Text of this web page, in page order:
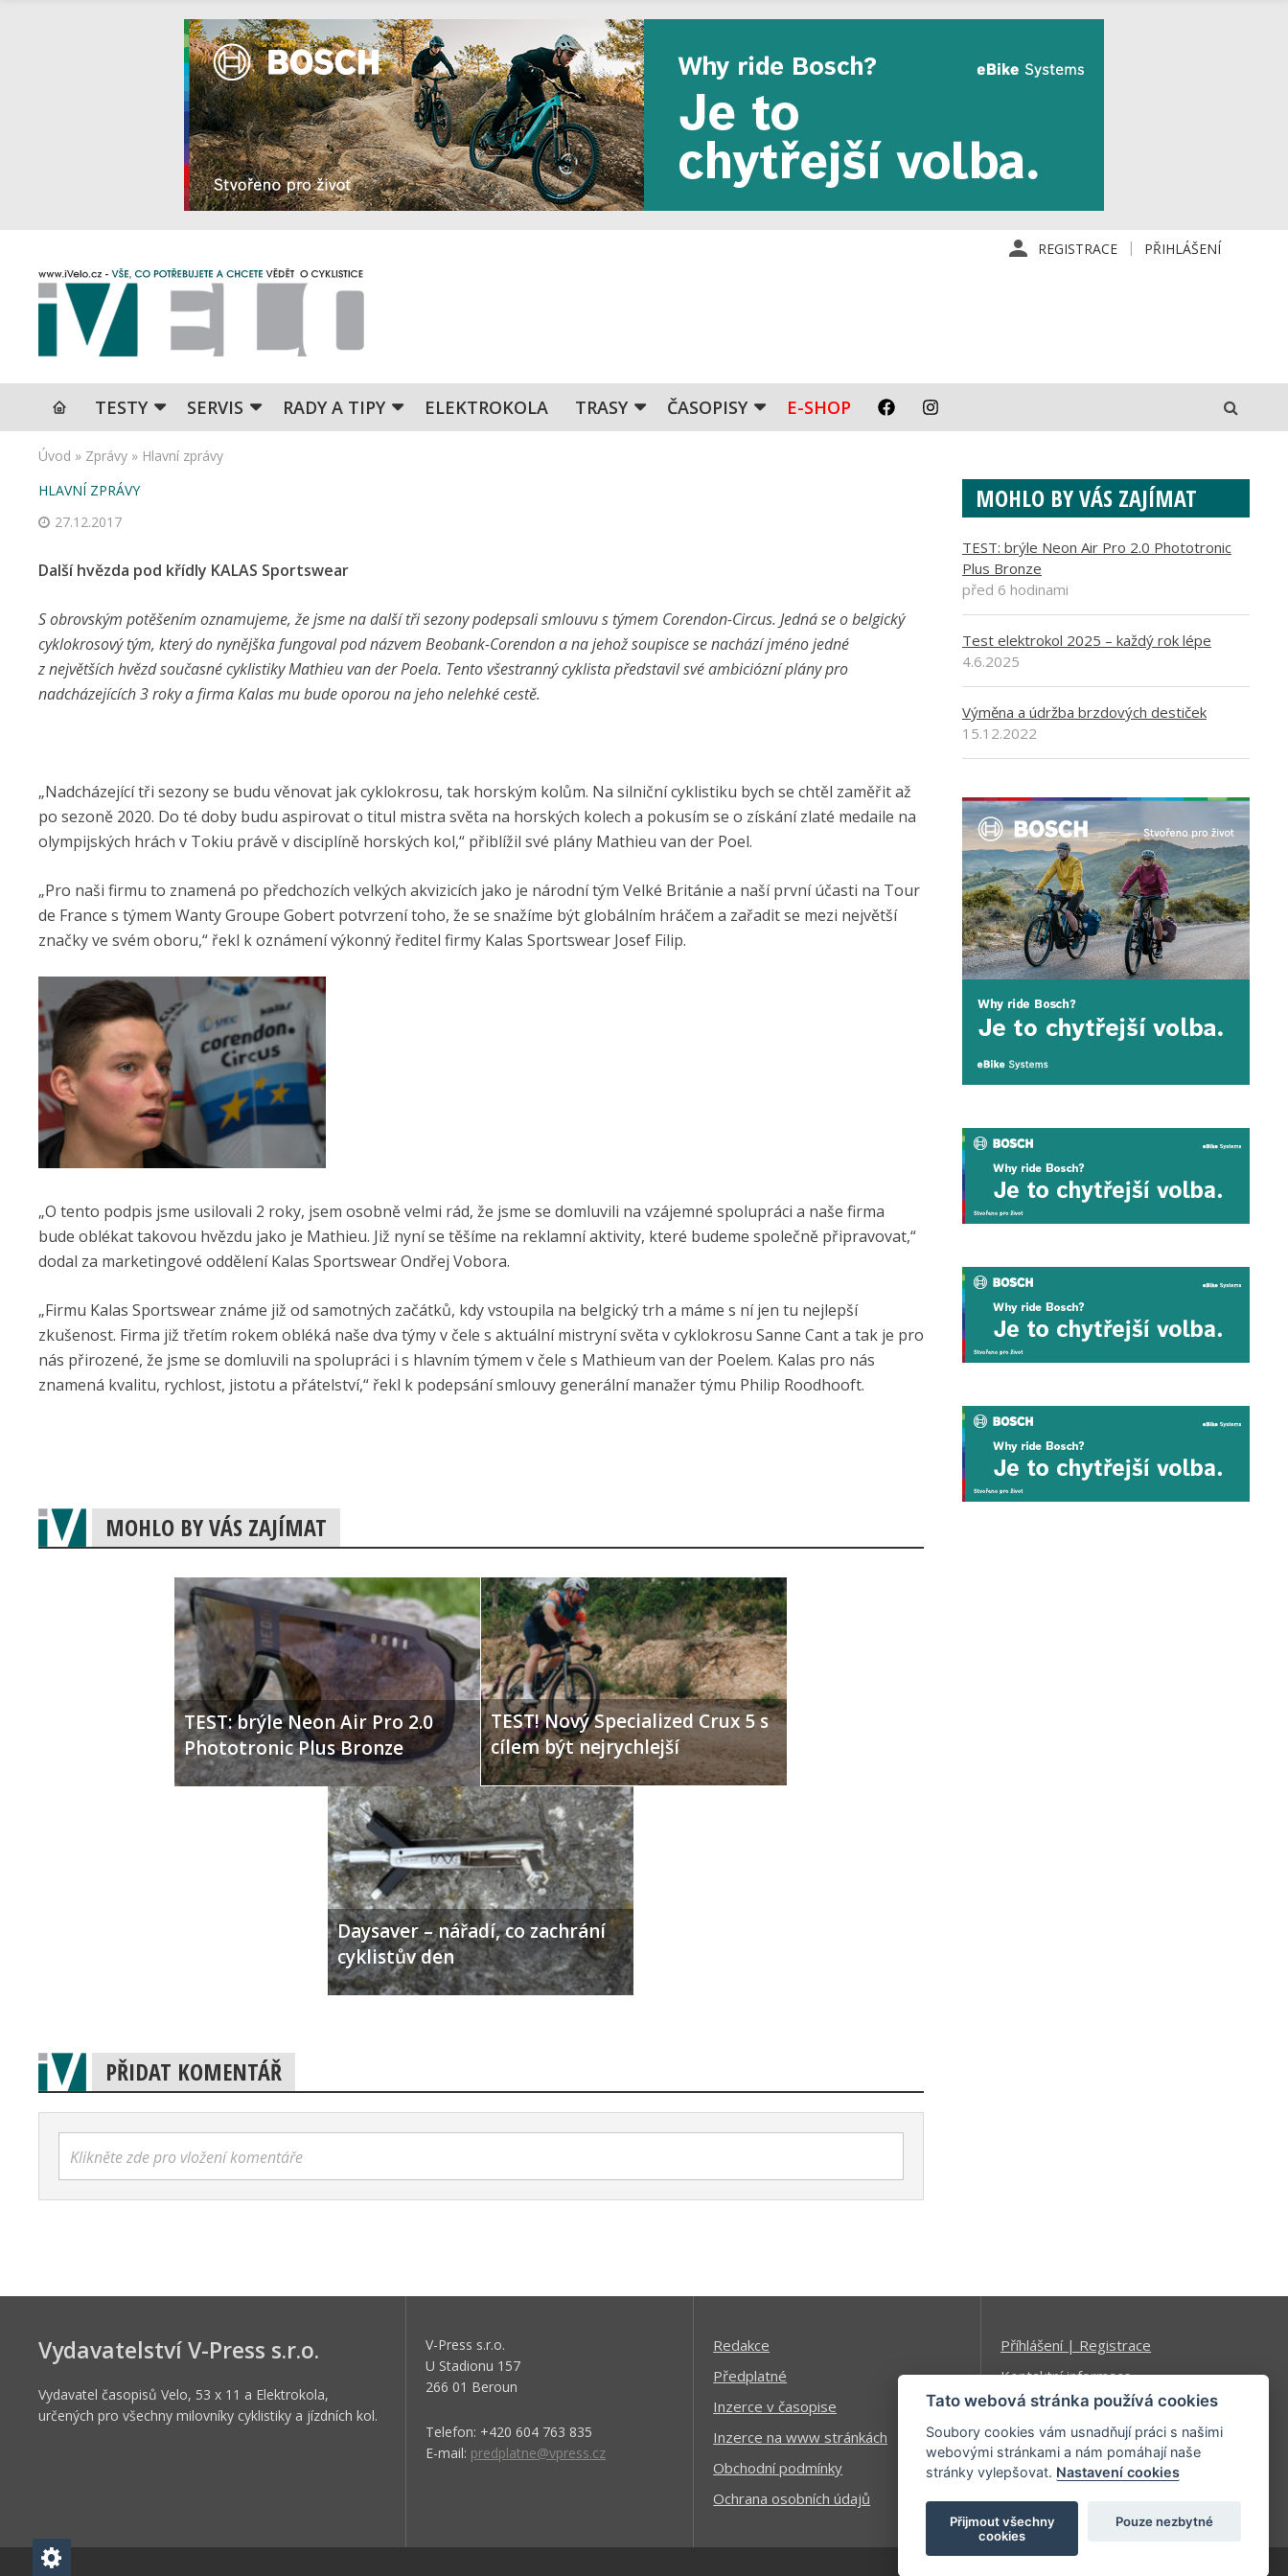
REGISTRACE PŘIHLÁŠENÍ
TESTY SERVIS RADY A TIPY ELEKTROKOLA TRASY ČASOPISY E-SHOP
Úvod » Zprávy » Hlavní zprávy
HLAVNÍ ZPRÁVY
27.12.2017
Další hvězda pod křídly KALAS Sportswear
S obrovským potěšením oznamujeme, že jsme na další tři sezony podepsali smlouvu s týmem Corendon-Circus. Jedná se o belgický
cyklokrosový tým, který do nynějška fungoval pod názvem Beobank-Corendon a na jehož soupisce se nachází jméno jedné
z největších hvězd současné cyklistiky Mathieu van der Poela. Tento všestranný cyklista představil své ambiciózní plány pro
nadcházejících 3 roky a firma Kalas mu bude oporou na jeho nelehké cestě.
„Nadcházející tři sezony se budu věnovat jak cyklokrosu, tak horským kolům. Na silniční cyklistiku bych se chtěl zaměřit až
po sezoně 2020. Do té doby budu aspirovat o titul mistra světa na horských kolech a pokusím se o získání zlaté medaile na
olympijských hrách v Tokiu právě v disciplíně horských kol,“ přiblížil své plány Mathieu van der Poel.
„Pro naši firmu to znamená po předchozích velkých akvizicích jako je národní tým Velké Británie a naší první účasti na Tour
de France s týmem Wanty Groupe Gobert potvrzení toho, že se snažíme být globálním hráčem a zařadit se mezi největší
značky ve svém oboru,“ řekl k oznámení výkonný ředitel firmy Kalas Sportswear Josef Filip.
„O tento podpis jsme usilovali 2 roky, jsem osobně velmi rád, že jsme se domluvili na vzájemné spolupráci a naše firma
bude oblékat takovou hvězdu jako je Mathieu. Již nyní se těšíme na reklamní aktivity, které budeme společně připravovat,“
dodal za marketingové oddělení Kalas Sportswear Ondřej Vobora.
„Firmu Kalas Sportswear známe již od samotných začátků, kdy vstoupila na belgický trh a máme s ní jen tu nejlepší
zkušenost. Firma již třetím rokem obléká naše dva týmy v čele s aktuální mistryní světa v cyklokrosu Sanne Cant a tak je pro
nás přirozené, že jsme se domluvili na spolupráci i s hlavním týmem v čele s Mathieum van der Poelem. Kalas pro nás
znamená kvalitu, rychlost, jistotu a přátelství,“ řekl k podepsání smlouvy generální manažer týmu Philip Roodhooft.
MOHLO BY VÁS ZAJÍMAT
TEST: brýle Neon Air Pro 2.0
Phototronic Plus Bronze
TEST! Nový Specialized Crux 5 s
cílem být nejrychlejší
Daysaver – nářadí, co zachrání
cyklistův den
PŘIDAT KOMENTÁŘ
Klikněte zde pro vložení komentáře
MOHLO BY VÁS ZAJÍMAT
TEST: brýle Neon Air Pro 2.0 Phototronic
Plus Bronze
před 6 hodinami
Test elektrokol 2025 – každý rok lépe
4.6.2025
Výměna a údržba brzdových destiček
15.12.2022
Vydavatelství V-Press s.r.o.
Vydavatel časopisů Velo, 53 x 11 a Elektrokola,
určených pro všechny milovníky cyklistiky a jízdních kol.
V-Press s.r.o.
U Stadionu 157
266 01 Beroun
Telefon: +420 604 763 835
E-mail: predplatne@vpress.cz
Redakce
Předplatné
Inzerce v časopise
Inzerce na www stránkách
Obchodní podmínky
Ochrana osobních údajů
Příhlášení | Registrace
Kontaktní informace
Mapa stránek
Tato webová stránka používá cookies
Soubory cookies vám usnadňují práci s našimi
webovými stránkami a nám pomáhají naše
stránky vylepšovat. Nastavení cookies
Přijmout všechny
cookies
Pouze nezbytné